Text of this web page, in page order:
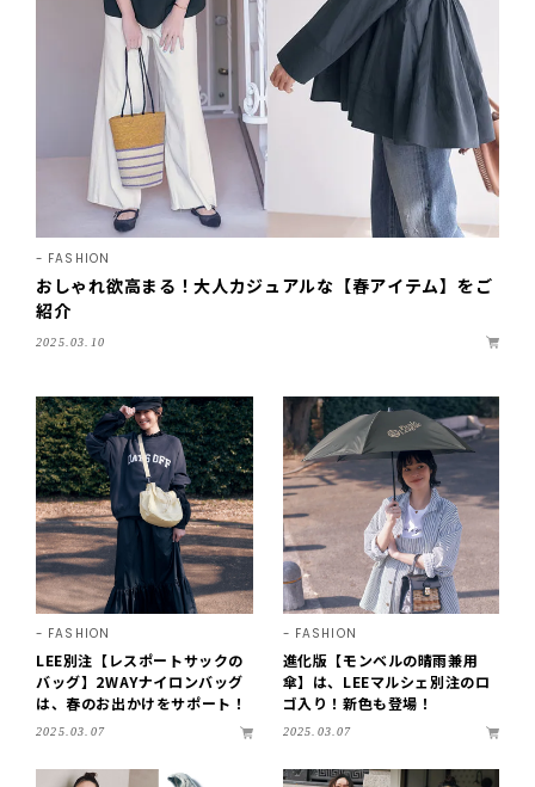
FASHION
おしゃれ欲高まる！大人カジュアルな【春アイテム】をご
紹介
2025.03.10
FASHION
LEE別注【レスポートサックの
バッグ】2WAYナイロンバッグ
は、春のお出かけをサポート！
2025.03.07
FASHION
進化版【モンベルの晴雨兼用
傘】は、LEEマルシェ別注のロ
ゴ入り！新色も登場！
2025.03.07